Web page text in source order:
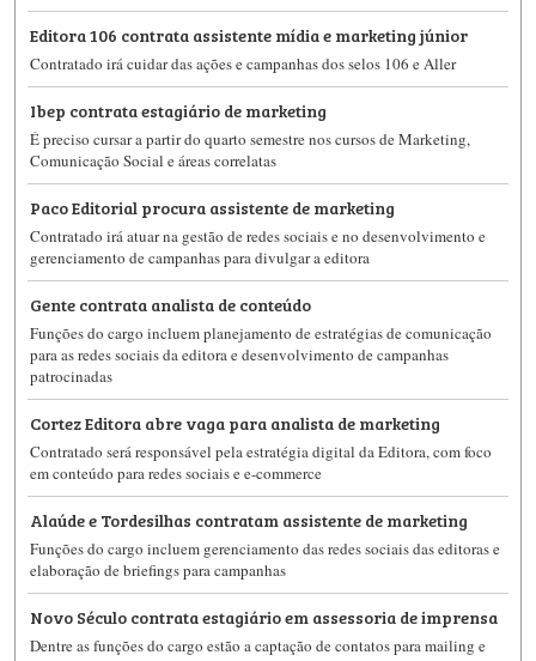
Editora 106 contrata assistente mídia e marketing júnior
Contratado irá cuidar das ações e campanhas dos selos 106 e Aller
Ibep contrata estagiário de marketing
É preciso cursar a partir do quarto semestre nos cursos de Marketing,
Comunicação Social e áreas correlatas
Paco Editorial procura assistente de marketing
Contratado irá atuar na gestão de redes sociais e no desenvolvimento e
gerenciamento de campanhas para divulgar a editora
Gente contrata analista de conteúdo
Funções do cargo incluem planejamento de estratégias de comunicação
para as redes sociais da editora e desenvolvimento de campanhas
patrocinadas
Cortez Editora abre vaga para analista de marketing
Contratado será responsável pela estratégia digital da Editora, com foco
em conteúdo para redes sociais e e-commerce
Alaúde e Tordesilhas contratam assistente de marketing
Funções do cargo incluem gerenciamento das redes sociais das editoras e
elaboração de briefings para campanhas
Novo Século contrata estagiário em assessoria de imprensa
Dentre as funções do cargo estão a captação de contatos para mailing e